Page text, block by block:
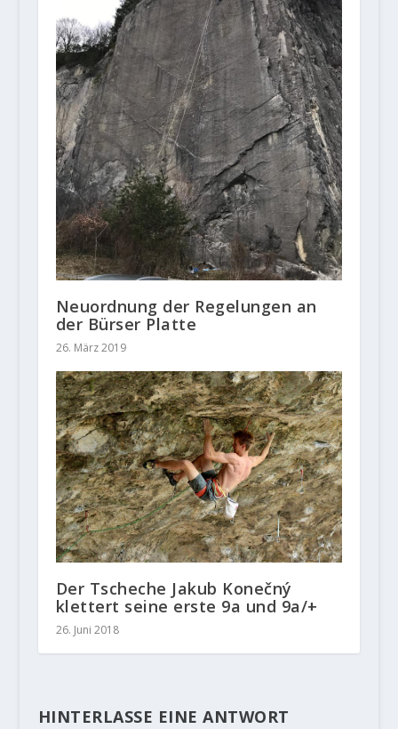
Neuordnung der Regelungen an
der Bürser Platte
26. März 2019
Der Tscheche Jakub Konečný
klettert seine erste 9a und 9a/+
26. Juni 2018
HINTERLASSE EINE ANTWORT